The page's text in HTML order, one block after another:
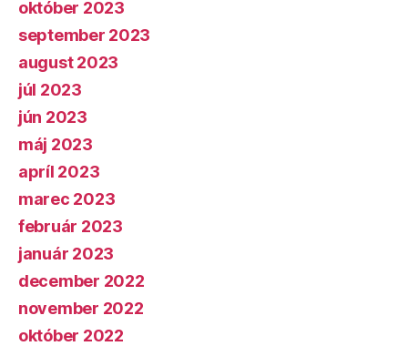
október 2023
september 2023
august 2023
júl 2023
jún 2023
máj 2023
apríl 2023
marec 2023
február 2023
január 2023
december 2022
november 2022
október 2022